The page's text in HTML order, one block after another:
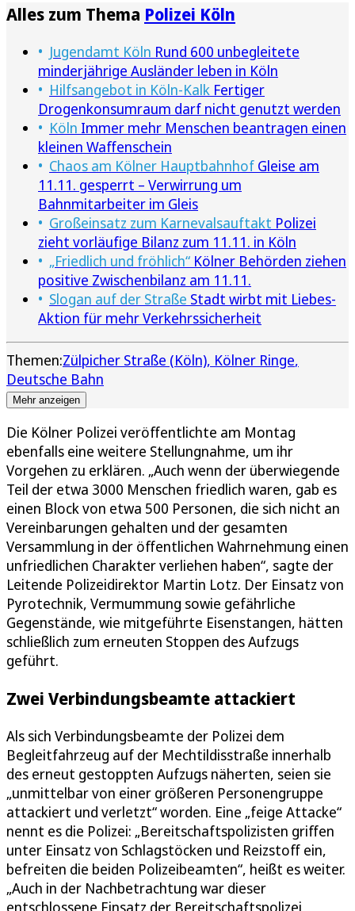
Alles zum Thema Polizei Köln
Jugendamt Köln Rund 600 unbegleitete
minderjährige Ausländer leben in Köln
Hilfsangebot in Köln-Kalk Fertiger
Drogenkonsumraum darf nicht genutzt werden
Köln Immer mehr Menschen beantragen einen
kleinen Waffenschein
Chaos am Kölner Hauptbahnhof Gleise am
11.11. gesperrt – Verwirrung um
Bahnmitarbeiter im Gleis
Großeinsatz zum Karnevalsauftakt Polizei
zieht vorläufige Bilanz zum 11.11. in Köln
„Friedlich und fröhlich“ Kölner Behörden ziehen
positive Zwischenbilanz am 11.11.
Slogan auf der Straße Stadt wirbt mit Liebes-
Aktion für mehr Verkehrssicherheit
Themen:Zülpicher Straße (Köln) Kölner Ringe
Deutsche Bahn
Mehr anzeigen
Die Kölner Polizei veröffentlichte am Montag
ebenfalls eine weitere Stellungnahme, um ihr
Vorgehen zu erklären. „Auch wenn der überwiegende
Teil der etwa 3000 Menschen friedlich waren, gab es
einen Block von etwa 500 Personen, die sich nicht an
Vereinbarungen gehalten und der gesamten
Versammlung in der öffentlichen Wahrnehmung einen
unfriedlichen Charakter verliehen haben“, sagte der
Leitende Polizeidirektor Martin Lotz. Der Einsatz von
Pyrotechnik, Vermummung sowie gefährliche
Gegenstände, wie mitgeführte Eisenstangen, hätten
schließlich zum erneuten Stoppen des Aufzugs
geführt.
Zwei Verbindungsbeamte attackiert
Als sich Verbindungsbeamte der Polizei dem
Begleitfahrzeug auf der Mechtildisstraße innerhalb
des erneut gestoppten Aufzugs näherten, seien sie
„unmittelbar von einer größeren Personengruppe
attackiert und verletzt“ worden. Eine „feige Attacke“
nennt es die Polizei: „Bereitschaftspolizisten griffen
unter Einsatz von Schlagstöcken und Reizstoff ein,
befreiten die beiden Polizeibeamten“, heißt es weiter.
„Auch in der Nachbetrachtung war dieser